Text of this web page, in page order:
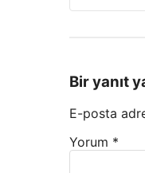
Bir yanıt
E-posta
Yorum *